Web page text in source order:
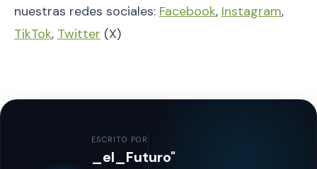
nuestras redes sociales: Facebook, Instagram,
TikTok, Twitter (X)
ESCRITO POR
_el_Futuro"